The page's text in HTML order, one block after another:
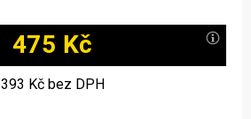
475 Kč
393 Kčbez DPH